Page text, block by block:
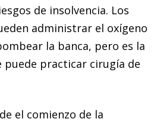
de insolvencia. Los
administrar el oxígeno
la banca, pero es la
puede practicar cirugía de
el comienzo de la